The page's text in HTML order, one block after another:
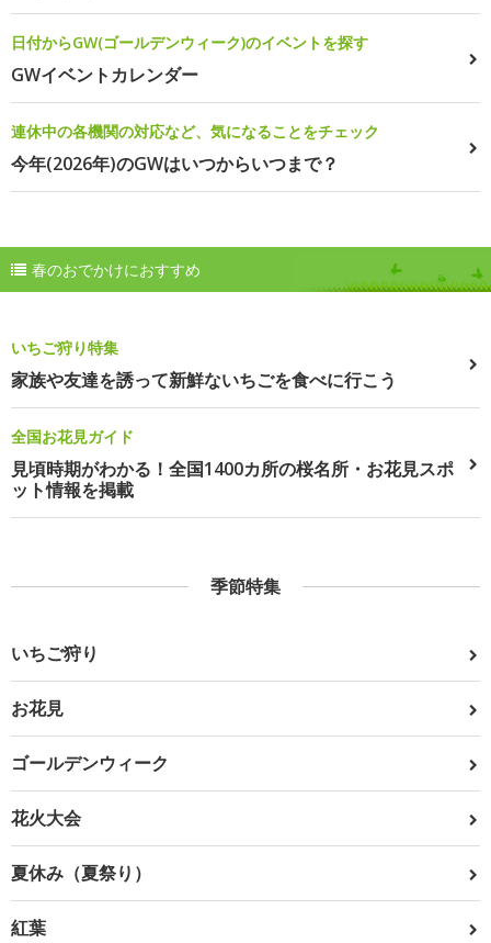
日付からGW(ゴールデンウィーク)のイベントを探す
GWイベントカレンダー
連休中の各機関の対応など、気になることをチェック
今年(2026年)のGWはいつからいつまで？
春のおでかけにおすすめ
いちご狩り特集
家族や友達を誘って新鮮ないちごを食べに行こう
全国お花見ガイド
見頃時期がわかる！全国1400カ所の桜名所・お花見スポ
ット情報を掲載
季節特集
いちご狩り
お花見
ゴールデンウィーク
花火大会
夏休み（夏祭り）
紅葉